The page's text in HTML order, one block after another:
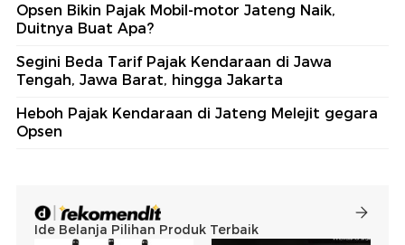
Opsen Bikin Pajak Mobil-motor Jateng Naik,
Duitnya Buat Apa?
Segini Beda Tarif Pajak Kendaraan di Jawa
Tengah, Jawa Barat, hingga Jakarta
Heboh Pajak Kendaraan di Jateng Melejit gegara
Opsen